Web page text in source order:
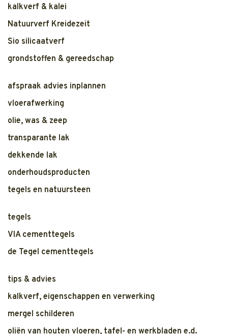
kalkverf & kalei
Natuurverf Kreidezeit
Sio silicaatverf
grondstoffen & gereedschap
afspraak advies inplannen
vloerafwerking
olie, was & zeep
transparante lak
dekkende lak
onderhoudsproducten
tegels en natuursteen
tegels
VIA cementtegels
de Tegel cementtegels
tips & advies
kalkverf, eigenschappen en verwerking
mergel schilderen
oliën van houten vloeren, tafel- en werkbladen e.d.